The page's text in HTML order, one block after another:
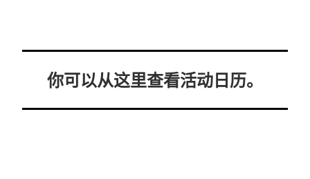
你可以从这里查看活动日历。